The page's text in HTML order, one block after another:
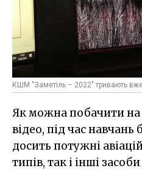
КШМ "Заметіль – 2022" тривають
Як можна побачити
відео, під час навчань
досить потужні
типів, так і інші